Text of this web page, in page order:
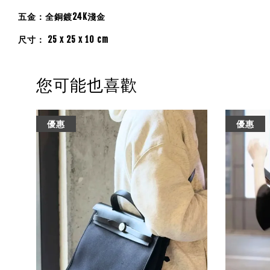
五金：全銅鍍24K淺金
尺寸： 25 x 25 x 10 cm
您可能也喜歡
優惠 優惠